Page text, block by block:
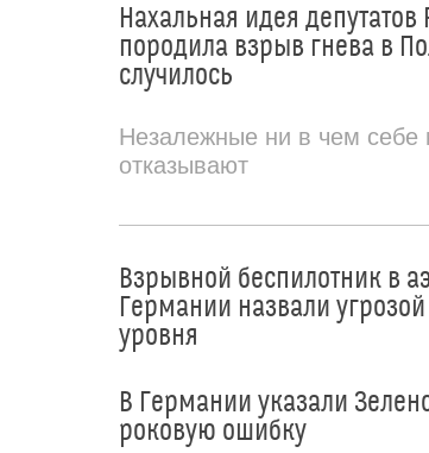
Нахальная идея депутатов
породила взрыв гнева в
случилось
Незалежные ни в чем себе
отказывают
Взрывной беспилотник в
Германии назвали
уровня
В Германии указали
роковую ошибку